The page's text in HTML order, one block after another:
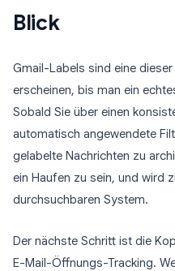
Blick
Gmail-Labels sind eine
erscheinen, bis man ein
Sobald Sie über einen
automatisch angewendete
gelabelte Nachrichten zu
ein Haufen zu sein, und wird
durchsuchbaren System.
Der nächste Schritt ist die
E-Mail-Öffnungs-Tracking.